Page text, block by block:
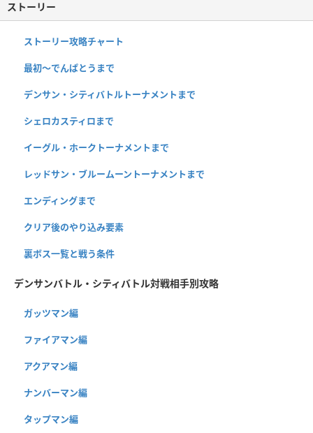
ストーリー
ストーリー攻略チャート
最初～でんぱとうまで
デンサン・シティバトルトーナメントまで
シェロカスティロまで
イーグル・ホークトーナメントまで
レッドサン・ブルームーントーナメントまで
エンディングまで
クリア後のやり込み要素
裏ボス一覧と戦う条件
デンサンバトル・シティバトル対戦相手別攻略
ガッツマン編
ファイアマン編
アクアマン編
ナンバーマン編
タップマン編